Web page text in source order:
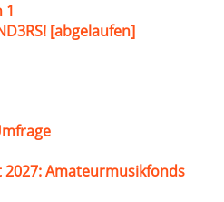
1
[abgelaufen]
2027: Amateurmusikfonds